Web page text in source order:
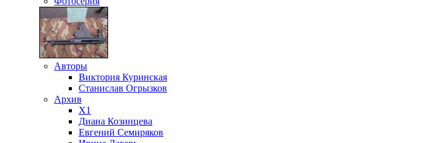
Авторы
Виктория Куринская
Станислав Огрызков
Архив
X1
Диана Козинцева
Евгений Семиряков